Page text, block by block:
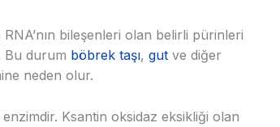
bileşenleri olan belirli pürinleri
Bu durum böbrek taşı, gut ve diğer
neden olur.
Ksantin oksidaz eksikliği olan